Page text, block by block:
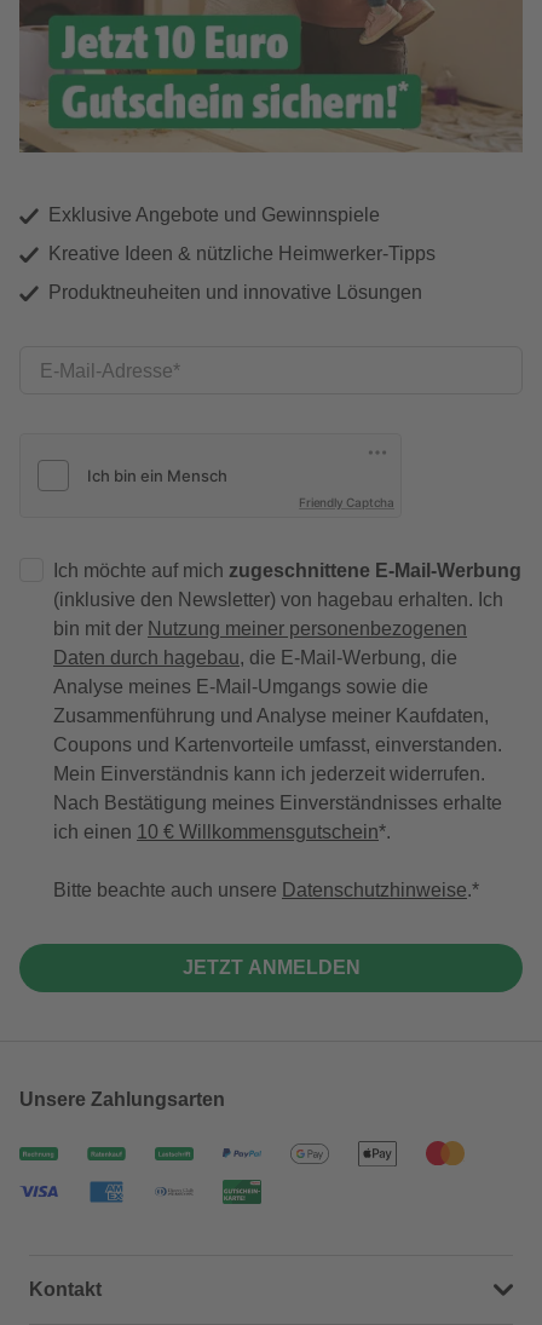
Exklusive Angebote und Gewinnspiele
Kreative Ideen & nützliche Heimwerker-Tipps
Produktneuheiten und innovative Lösungen
E-Mail-Adresse
Friendly Captcha
Ich möchte auf mich zugeschnittene E-Mail-Werbung
(inklusive den Newsletter) von hagebau erhalten. Ich
bin mit der Nutzung meiner personenbezogenen
Daten durch hagebau, die E-Mail-Werbung, die
Analyse meines E-Mail-Umgangs sowie die
Zusammenführung und Analyse meiner Kaufdaten,
Coupons und Kartenvorteile umfasst, einverstanden.
Mein Einverständnis kann ich jederzeit widerrufen.
Nach Bestätigung meines Einverständnisses erhalte
ich einen 10 € Willkommensgutschein*.
Bitte beachte auch unsere Datenschutzhinweise.
JETZT ANMELDEN
Unsere Zahlungsarten
Kontakt